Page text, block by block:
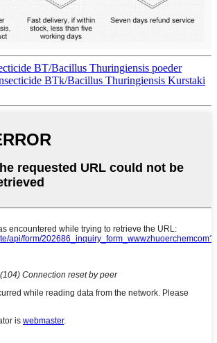
BT/Bacillus Thuringiensis poeder
BTk/Bacillus Thuringiensis Kurstaki